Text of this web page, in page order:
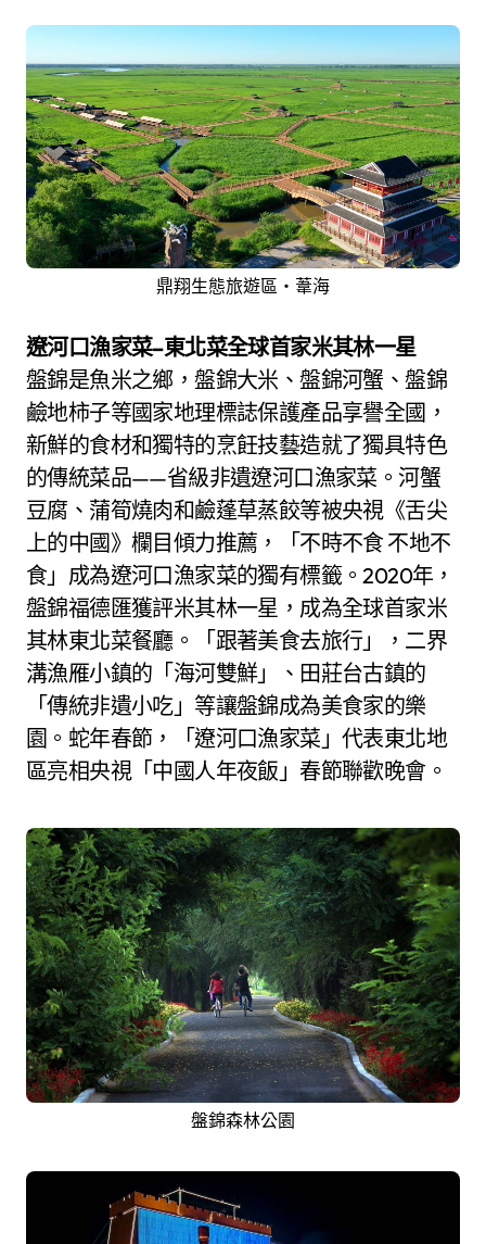
鼎翔生態旅遊區‧葦海
遼河口漁家菜–東北菜全球首家米其林一星
盤錦是魚米之鄉，盤錦大米、盤錦河蟹、盤錦
鹼地柿子等國家地理標誌保護產品享譽全國，
新鮮的食材和獨特的烹飪技藝造就了獨具特色
的傳統菜品——省級非遺遼河口漁家菜。河蟹
豆腐、蒲筍燒肉和鹼蓬草蒸餃等被央視《舌尖
上的中國》欄目傾力推薦，「不時不食 不地不
食」成為遼河口漁家菜的獨有標籤。2020年，
盤錦福德匯獲評米其林一星，成為全球首家米
其林東北菜餐廳。「跟著美食去旅行」，二界
溝漁雁小鎮的「海河雙鮮」、田莊台古鎮的
「傳統非遺小吃」等讓盤錦成為美食家的樂
園。蛇年春節，「遼河口漁家菜」代表東北地
區亮相央視「中國人年夜飯」春節聯歡晚會。
盤錦森林公園